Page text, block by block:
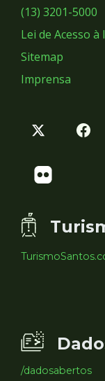
Sociais
(13) 3201-5000
Lei de Acesso
Sitemap
Imprensa
/dadosabertos